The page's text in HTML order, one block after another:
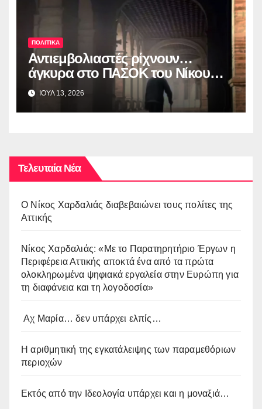
για τη διαφάνεια και τη
λογοδοσία»
ΠΟΛΙΤΙΚΑ
Αντιεμβολιαστές ρίχνουν…
άγκυρα στο ΠΑΣΟΚ του Nίκου
Ανδρουλάκη
ΙΟΥΛ 13, 2026
Τελευταία Νέα
O Νίκος Χαρδαλιάς διαβεβαιώνει τους πολίτες της
Αττικής
Νίκος Χαρδαλιάς: «Με το Παρατηρητήριο Έργων η
Περιφέρεια Αττικής αποκτά ένα από τα πρώτα
ολοκληρωμένα ψηφιακά εργαλεία στην Ευρώπη για
τη διαφάνεια και τη λογοδοσία»
Αχ Μαρία… δεν υπάρχει ελπίς…
Η αριθμητική της εγκατάλειψης των παραμεθόριων
περιοχών
Εκτός από την Ιδεολογία υπάρχει και η μοναξιά…